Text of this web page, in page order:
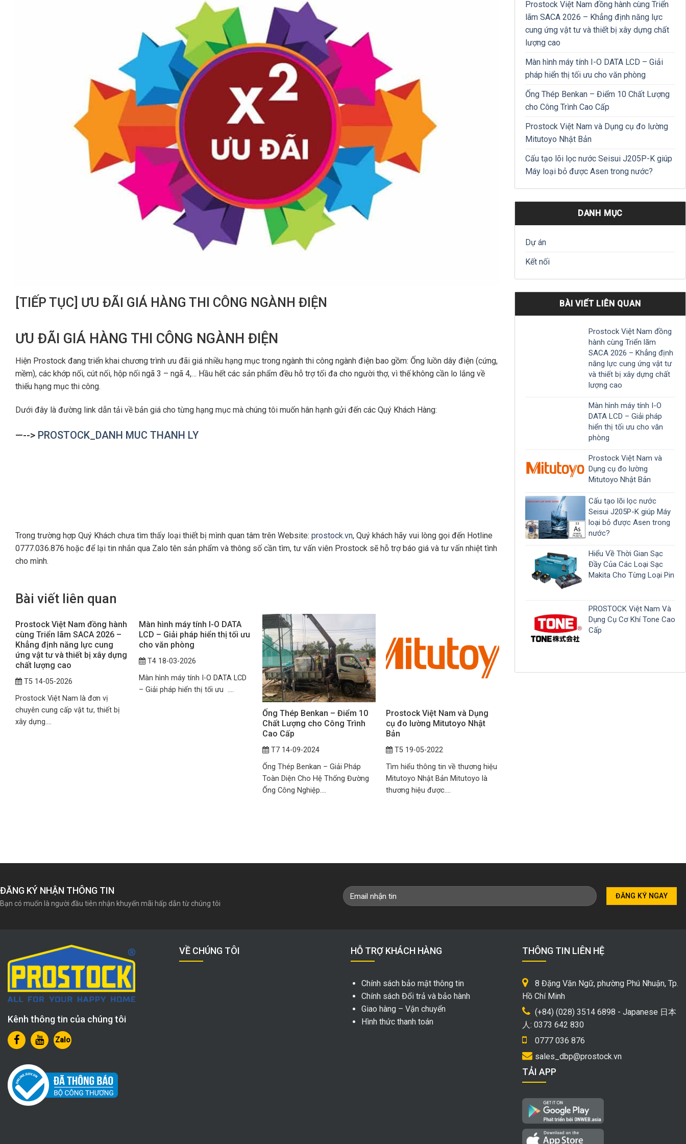
[TIẾP TỤC] ƯU ĐÃI GIÁ HÀNG THI CÔNG NGÀNH ĐIỆN
ƯU ĐÃI GIÁ HÀNG THI CÔNG NGÀNH ĐIỆN
Hiện Prostock đang triển khai chương trình ưu đãi giá nhiều hạng mục trong ngành thi công ngành điện bao gồm: Ống luồn dây điện (cứng,
mềm), các khớp nối, cút nối, hộp nối ngã 3 – ngã 4,… Hầu hết các sản phẩm đều hỗ trợ tối đa cho người thợ, vì thế không cần lo lắng về
thiếu hạng mục thi công.
Dưới đây là đường link dẫn tải về bản giá cho từng hạng mục mà chúng tôi muốn hân hạnh gửi đến các Quý Khách Hàng:
—--> PROSTOCK_DANH MUC THANH LY
Trong trường hợp Quý Khách chưa tìm thấy loại thiết bị mình quan tâm trên Website: prostock.vn, Quý khách hãy vui lòng gọi đến Hotline
0777.036.876 hoặc để lại tin nhắn qua Zalo tên sản phẩm và thông số cần tìm, tư vấn viên Prostock sẽ hỗ trợ báo giá và tư vấn nhiệt tình
cho mình.
Bài viết liên quan
Prostock Việt Nam đồng hành
cùng Triển lãm SACA 2026 –
Khẳng định năng lực cung
ứng vật tư và thiết bị xây dựng
chất lượng cao
T5 14-05-2026
Prostock Việt Nam là đơn vị
chuyên cung cấp vật tư, thiết bị
xây dựng....
Màn hình máy tính I-O DATA
LCD – Giải pháp hiển thị tối ưu
cho văn phòng
T4 18-03-2026
Màn hình máy tính I-O DATA LCD
– Giải pháp hiển thị tối ưu ....
Ống Thép Benkan – Điểm 10
Chất Lượng cho Công Trình
Cao Cấp
T7 14-09-2024
Ống Thép Benkan – Giải Pháp
Toàn Diện Cho Hệ Thống Đường
Ống Công Nghiệp....
Prostock Việt Nam và Dụng
cụ đo lường Mitutoyo Nhật
Bản
T5 19-05-2022
Tìm hiểu thông tin về thương hiệu
Mitutoyo Nhật Bản Mitutoyo là
thương hiệu được....
Prostock Việt Nam đồng hành cùng Triển
lãm SACA 2026 – Khẳng định năng lực
cung ứng vật tư và thiết bị xây dựng chất
lượng cao
Màn hình máy tính I-O DATA LCD – Giải
pháp hiển thị tối ưu cho văn phòng
Ống Thép Benkan – Điểm 10 Chất Lượng
cho Công Trình Cao Cấp
Prostock Việt Nam và Dụng cụ đo lường
Mitutoyo Nhật Bản
Cấu tạo lõi lọc nước Seisui J205P-K giúp
Máy loại bỏ được Asen trong nước?
DANH MỤC
Dự án
Kết nối
BÀI VIẾT LIÊN QUAN
Prostock Việt Nam đồng
hành cùng Triển lãm
SACA 2026 – Khẳng định
năng lực cung ứng vật tư
và thiết bị xây dựng chất
lượng cao
Màn hình máy tính I-O
DATA LCD – Giải pháp
hiển thị tối ưu cho văn
phòng
Prostock Việt Nam và
Dụng cụ đo lường
Mitutoyo Nhật Bản
Cấu tạo lõi lọc nước
Seisui J205P-K giúp Máy
loại bỏ được Asen trong
nước?
Hiểu Về Thời Gian Sạc
Đầy Của Các Loại Sạc
Makita Cho Từng Loại Pin
PROSTOCK Việt Nam Và
Dụng Cụ Cơ Khí Tone Cao
Cấp
ĐĂNG KÝ NHẬN THÔNG TIN
Bạn có muốn là người đầu tiên nhận khuyến mãi hấp dẫn từ chúng tôi
Kênh thông tin của chúng tôi
Zalo
VỀ CHÚNG TÔI HỖ TRỢ KHÁCH HÀNG
Chính sách bảo mật thông tin
Chính sách Đổi trả và bảo hành
Giao hàng – Vận chuyển
Hình thức thanh toán
THÔNG TIN LIÊN HỆ
8 Đặng Văn Ngữ, phường Phú Nhuận, Tp.
Hồ Chí Minh
(+84) (028) 3514 6898 - Japanese 日本
人: 0373 642 830
0777 036 876
sales_dbp@prostock.vn
TẢI APP